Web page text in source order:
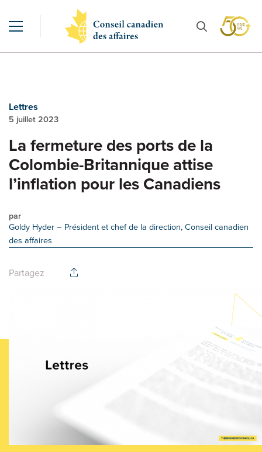
Lettres
5 juillet 2023
La fermeture des ports de la
Colombie-Britannique attise
l’inflation pour les Canadiens
par
Goldy Hyder– Président et chef de la direction, Conseil canadien
des affaires
Partagez